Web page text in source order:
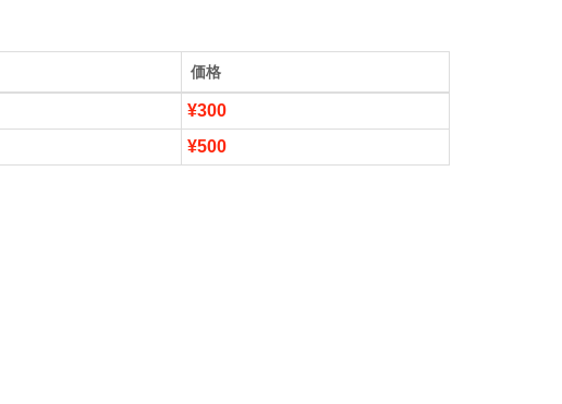
価格
¥300
¥500